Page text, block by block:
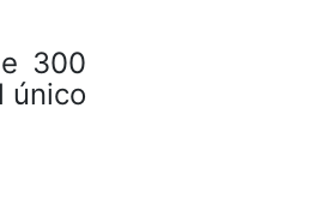
300
único